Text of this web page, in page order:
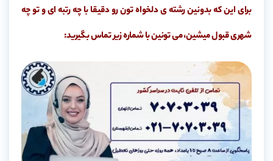
برای این که بدونین رشته ی دلخواه تون رو دقیقا با چه رتبه ای و تو چه
شهری قبول میشین، می تونین با شماره زیر تماس بگیرید: